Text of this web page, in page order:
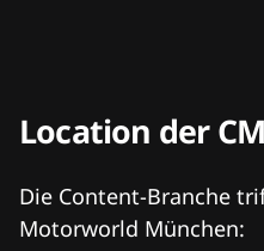
Location der
Die Content-Branche
Motorworld München: